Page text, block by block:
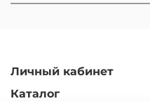
Личный кабинет
Каталог